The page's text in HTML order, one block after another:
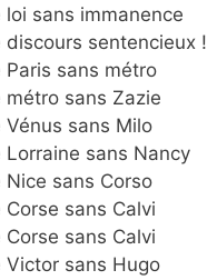
loi sans immanence
discours sentencieux !
Paris sans métro
métro sans Zazie
Vénus sans Milo
Lorraine sans Nancy
Nice sans Corso
Corse sans Calvi
Corse sans Calvi
Victor sans Hugo